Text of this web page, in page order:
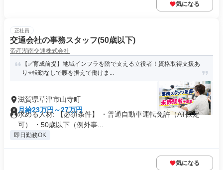
気になる
正社員
交通会社の事務スタッフ(50歳以下)
帝産湖南交通株式会社
【✅育成前提】地域インフラを陰で支える立役者！資格取得支援あ
り⭐転勤なしで腰を据えて働けま...
滋賀県草津市山寺町
月給23万円～27万円
求める人材: 【必須条件】 ・普通自動車運転免許（AT限定
可） ・50歳以下（例外事...
即日勤務OK
気になる